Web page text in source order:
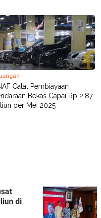
Catat Pembiayaan
Bekas Capai Rp 2,87
per Mei 2025
di